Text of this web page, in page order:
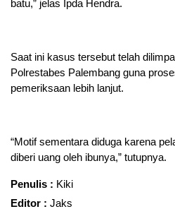
batu,” jelas Ipda Hendra.
Saat ini kasus tersebut telah
Polrestabes Palembang guna
pemeriksaan lebih lanjut.
“Motif sementara diduga karena
diberi uang oleh ibunya,” tutupnya.
Penulis : Kiki
Editor : Jaks